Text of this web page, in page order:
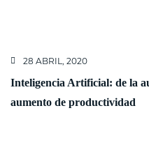
28 ABRIL, 2020
Inteligencia Artificial: de la
aumento de productividad